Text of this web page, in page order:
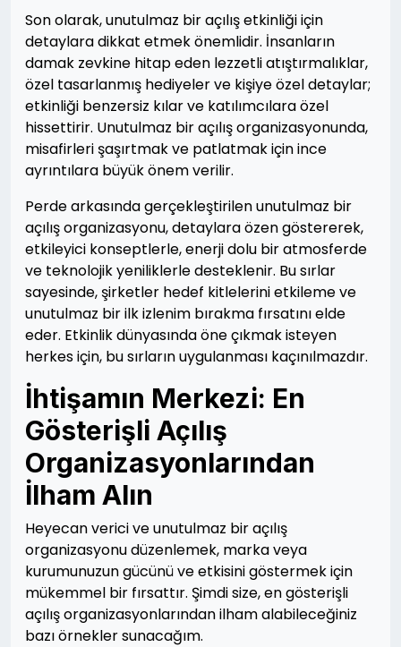
Son olarak, unutulmaz bir açılış etkinliği için
detaylara dikkat etmek önemlidir. İnsanların
damak zevkine hitap eden lezzetli atıştırmalıklar,
özel tasarlanmış hediyeler ve kişiye özel detaylar;
etkinliği benzersiz kılar ve katılımcılara özel
hissettirir. Unutulmaz bir açılış organizasyonunda,
misafirleri şaşırtmak ve patlatmak için ince
ayrıntılara büyük önem verilir.
Perde arkasında gerçekleştirilen unutulmaz bir
açılış organizasyonu, detaylara özen göstererek,
etkileyici konseptlerle, enerji dolu bir atmosferde
ve teknolojik yeniliklerle desteklenir. Bu sırlar
sayesinde, şirketler hedef kitlelerini etkileme ve
unutulmaz bir ilk izlenim bırakma fırsatını elde
eder. Etkinlik dünyasında öne çıkmak isteyen
herkes için, bu sırların uygulanması kaçınılmazdır.
İhtişamın Merkezi: En
Gösterişli Açılış
Organizasyonlarından
İlham Alın
Heyecan verici ve unutulmaz bir açılış
organizasyonu düzenlemek, marka veya
kurumunuzun gücünü ve etkisini göstermek için
mükemmel bir fırsattır. Şimdi size, en gösterişli
açılış organizasyonlarından ilham alabileceğiniz
bazı örnekler sunacağım.